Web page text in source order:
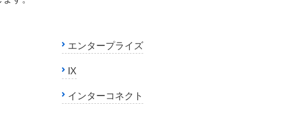
エンタープライズ
IX
インターコネクト